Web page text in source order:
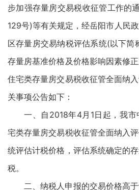
步加强存量房交易税收征管工作的
129号)等有关规定，经岳阳市人民
区存量房交易纳税评估系统(以下简
存量房基准价格及价格影响因素修
住宅类存量房交易税收征管全面纳
关事项公告如下：
一、自2018年4月1日起，我
宅类存量房交易税收征管全面纳入
统评估计税价格，评估系统确定的
税。
二、纳税人申报的交易价格高